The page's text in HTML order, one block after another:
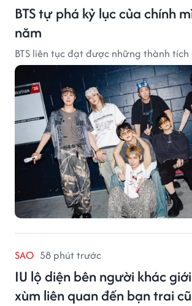
BTS tự phá kỷ lục của chính
năm
BTS liên tục đạt được những thành tích
SAO 58 phút trước
IU lộ diện bên người khác
xùm liên quan đến bạn trai cũ